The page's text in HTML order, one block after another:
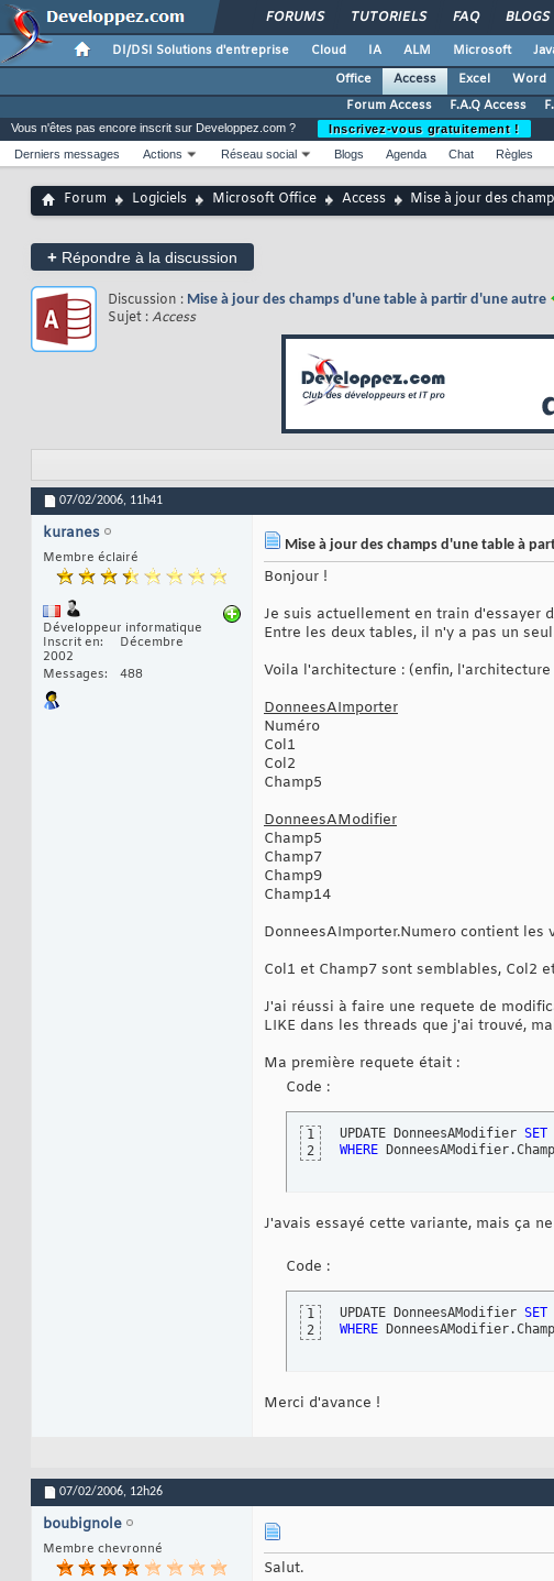
FORUMS TUTORIELS FAQ BLOGS
DI/DSI Solutions d'entreprise Cloud IA ALM Microsoft
Office
Access Excel Word
Forum Access
F.A.Q Access
Vous n'êtes pas encore inscrit sur Developpez.com ?
Inscrivez-vous gratuitement !
Derniers messages
Actions Réseau social Blogs Agenda Chat Règles
Forum Logiciels Microsoft Office Access Mise à jour des
+ Répondre à la discussion
Discussion : Mise à jour des champs d'une table à partir d'une autre
Sujet :Access
07/02/2006, 11h41
kuranes
Membre éclairé
Développeur informatique
Inscrit en
Décembre
2002
Messages
488
Mise à jour des champs d'une table à
Bonjour !
Je suis actuellement en train d'essayer
Entre les deux tables, il n'y a pas un
Voila l'architecture : (enfin,
DonneesAImporter
Numéro
Col1
Col2
Champ5
DonneesAModifier
Champ5
Champ7
Champ9
Champ14
DonneesAImporter.Numero contient les
Col1 et Champ7 sont semblables, Col2
J'ai réussi à faire une requete de
LIKE dans les threads que j'ai trouvé,
Ma première requete était :
Code :
1
2
UPDATE DonneesAModifier SET
WHERE
J'avais essayé cette variante, mais ça
Code :
1
2
UPDATE DonneesAModifier SET
WHERE
Merci d'avance !
07/02/2006, 12h26
boubignole
Membre chevronné
Salut.